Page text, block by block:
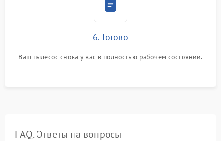
6. Готово
Ваш пылесос снова у вас в полностью рабочем состоянии.
FAQ. Ответы на вопросы